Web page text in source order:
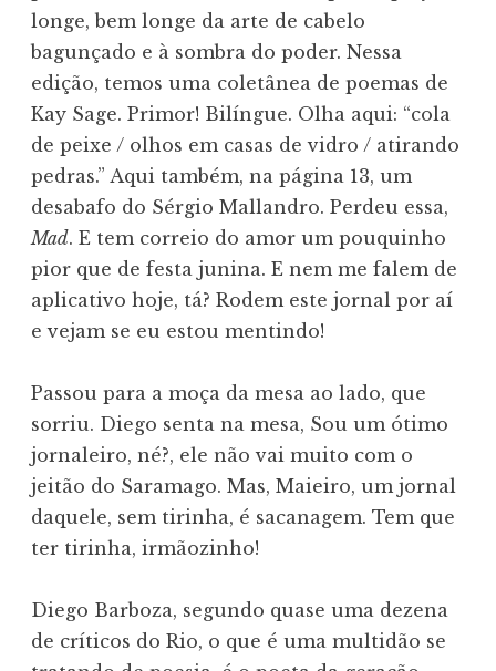
longe, bem longe da arte de cabelo
bagunçado e à sombra do poder. Nessa
edição, temos uma coletânea de poemas de
Kay Sage. Primor! Bilíngue. Olha aqui: “cola
de peixe / olhos em casas de vidro / atirando
pedras.” Aqui também, na página 13, um
desabafo do Sérgio Mallandro. Perdeu essa,
Mad. E tem correio do amor um pouquinho
pior que de festa junina. E nem me falem de
aplicativo hoje, tá? Rodem este jornal por aí
e vejam se eu estou mentindo!
Passou para a moça da mesa ao lado, que
sorriu. Diego senta na mesa, Sou um ótimo
jornaleiro, né?, ele não vai muito com o
jeitão do Saramago. Mas, Maieiro, um jornal
daquele, sem tirinha, é sacanagem. Tem que
ter tirinha, irmãozinho!
Diego Barboza, segundo quase uma dezena
de críticos do Rio, o que é uma multidão se